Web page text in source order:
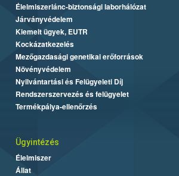
Élelmiszerlánc-biztonsági laborhálózat
Járványvédelem
Kiemelt ügyek, EUTR
Kockázatkezelés
Mezőgazdasági genetikai erőforrások
Növényvédelem
Nyilvántartási és Felügyeleti Díj
Rendszerszervezés és felügyelet
Termékpálya-ellenőrzés
Ügyintézés
Élelmiszer
Állat